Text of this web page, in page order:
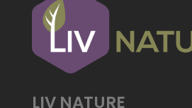
LIV NATURE